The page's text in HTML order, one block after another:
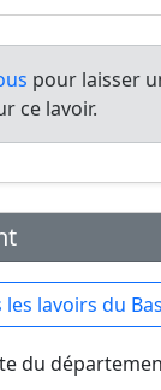
pour laisser
ce lavoir.
lavoirs du